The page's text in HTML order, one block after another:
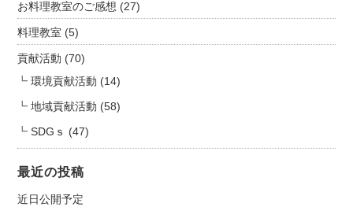
お料理教室のご感想 (27)
料理教室 (5)
貢献活動 (70)
環境貢献活動 (14)
地域貢献活動 (58)
SDGｓ (47)
最近の投稿
近日公開予定